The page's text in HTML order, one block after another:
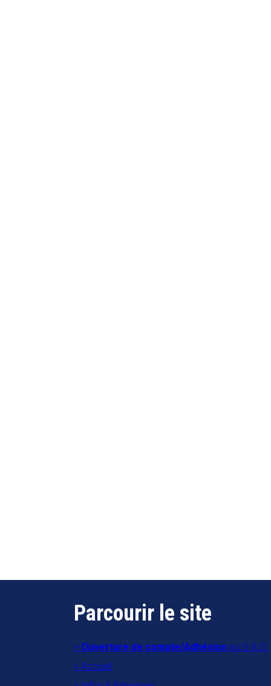
Parcourir le site
Ouverture de compte/Adhésion au G.A.G.
Accueil